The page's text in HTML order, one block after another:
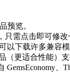
预览。
需点击即可修改
以下载许多兼容模
（更适合性能）支
、